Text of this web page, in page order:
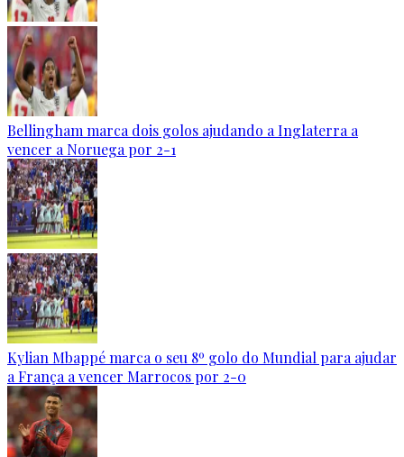
Bellingham marca dois golos ajudando a Inglaterra a
vencer a Noruega por 2-1
Kylian Mbappé marca o seu 8º golo do Mundial para ajudar
a França a vencer Marrocos por 2-0